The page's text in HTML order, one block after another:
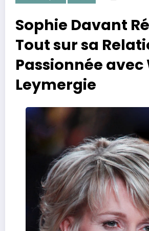
Sophie Davant
Tout sur sa
Passionnée
Leymergie